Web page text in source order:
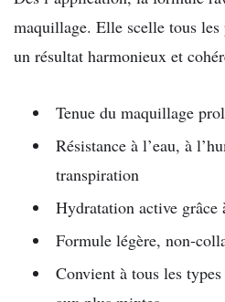
maquillage. Elle scelle tous
un résultat harmonieux et
Tenue du maquillage
Résistance à l’eau, à
transpiration
Hydratation active grâce
Formule légère, non-
Convient à tous les